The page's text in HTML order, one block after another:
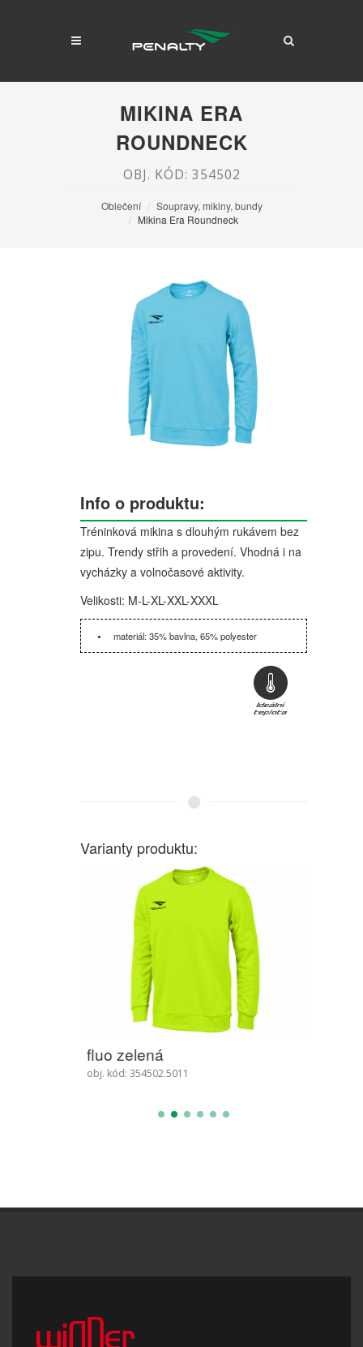
MIKINA ERA
ROUNDNECK
OBJ. KÓD: 354502
Oblečení
Soupravy, mikiny, bundy
Mikina Era Roundneck
Info o produktu:
Tréninková mikina s dlouhým rukávem bez
zipu. Trendy střih a provedení. Vhodná i na
vycházky a volnočasové aktivity.
Velikosti: M-L-XL-XXL-XXXL
materiál: 35% bavlna, 65% polyester
Varianty produktu:
fluo zelená
obj. kód: 354502.5011